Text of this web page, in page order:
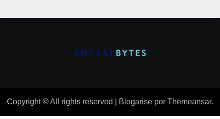
Copyright © All rights reserved Blogarise por Themeansar.